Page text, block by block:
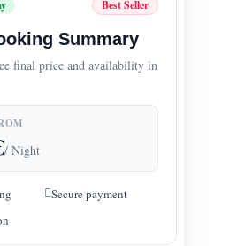
Best Seller
Summary
final price and availability in
/ Night
Secure payment